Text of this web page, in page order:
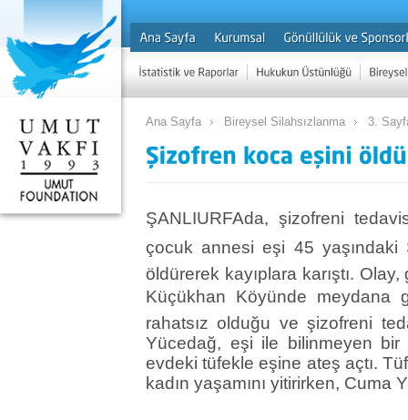
Ana Sayfa Bireysel Silahsızlanma 3.
ŞANLIURFAda, şizofreni
çocuk annesi eşi 45 yaşındaki
öldürerek kayıplara karıştı.
Küçükhan Köyünde
rahatsız olduğu ve şizofreni
Yücedağ, eşi ile bilinmeyen bir
evdeki tüfekle eşine ateş açtı.
kadın yaşamını yitirirken, Cuma